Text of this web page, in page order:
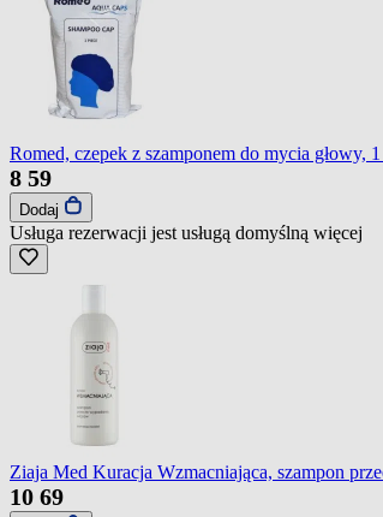
Romed, czepek z szamponem do mycia głowy,
8 59
Dodaj
Usługa rezerwacji jest usługą domyślną więcej
Ziaja Med Kuracja Wzmacniająca, szampon
10 69